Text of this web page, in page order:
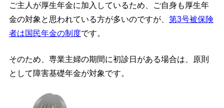
ご主人が厚生年金に加入しているため、ご自身も厚生年
金の対象と思われている方が多いのですが、 第3号被保険
者は国民年金の制度です。
そのため、専業主婦の期間に初診日がある場合は、原則
として障害基礎年金が対象です。